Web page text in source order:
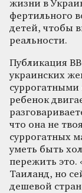
жизни в
фертильного
детей, чтобы
реальности.
Публикация
украинских
суррогатными
ребенок
что она не
суррогатных
уметь быть
пережить это.
Таиланд, но
дешевой